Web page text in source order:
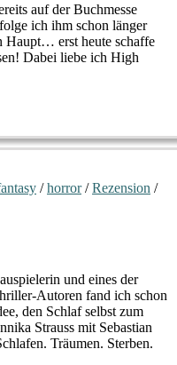
auf der Buchmesse
ich ihm schon länger
Haupt… erst heute schaffe
Dabei liebe ich High
/horror/Rezension /
und eines der
Autoren fand ich schon
den Schlaf selbst zum
Strauss mit Sebastian
Träumen. Sterben.